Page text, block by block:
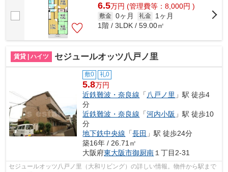
6.5万円 (管理費等：8,000円 )
敷金 0ヶ月 礼金
1ヶ月
1階 / 3LDK / 59.00㎡
賃貸 | ハイツ セジュールオッツ八戸ノ里
敷0 礼0
5.8万円
近鉄難波・奈良線 「 八戸ノ里 」駅 徒歩4
分
近鉄難波・奈良線 「河内小阪 」駅 徒歩10
分
地下鉄中央線 「長田 」駅 徒歩24分
築16年 / 26.71㎡
大阪府東大阪市御厨南 １丁目2-31
セジュールオッツ八戸ノ里（大和リビング）の詳しい情報。物件から駅まで